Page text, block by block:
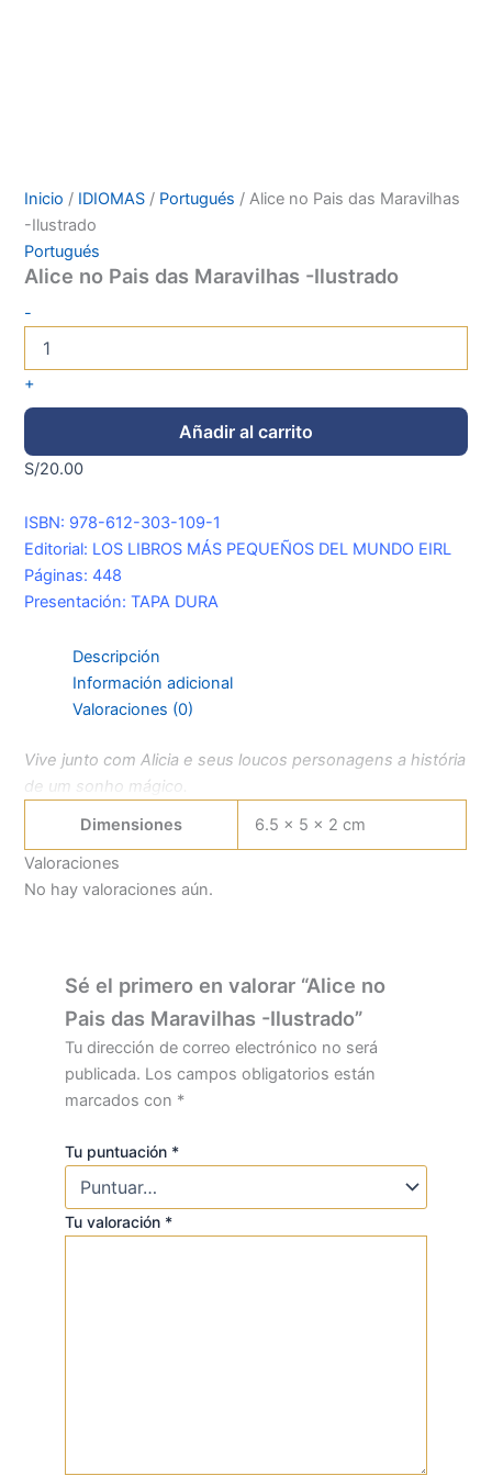
Inicio / IDIOMAS / Portugués / Alice no Pais das Maravilhas
-Ilustrado
Portugués
Alice no Pais das Maravilhas -Ilustrado
-
+
Añadir al carrito
S/20.00
ISBN: 978-612-303-109-1
Editorial: LOS LIBROS MÁS PEQUEÑOS DEL MUNDO EIRL
Páginas: 448
Presentación: TAPA DURA
Descripción
Información adicional
Valoraciones (0)
Vive junto com Alicia e seus loucos personagens a história
de um sonho mágico.
Dimensiones
6.5 × 5 × 2 cm
Valoraciones
No hay valoraciones aún.
Sé el primero en valorar “Alice no
Pais das Maravilhas -Ilustrado”
Tu dirección de correo electrónico no será
publicada. Los campos obligatorios están
marcados con *
Tu puntuación *
Tu valoración *